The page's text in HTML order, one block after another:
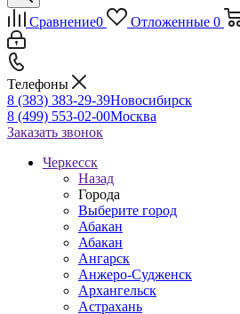
Сравнение0 Отложенные 0
Телефоны
8 (383) 383-29-39Новосибирск
8 (499) 553-02-00Москва
Заказать звонок
Черкесск
Назад
Города
Выберите город
Абакан
Абакан
Ангарск
Анжеро-Судженск
Архангельск
Астрахань